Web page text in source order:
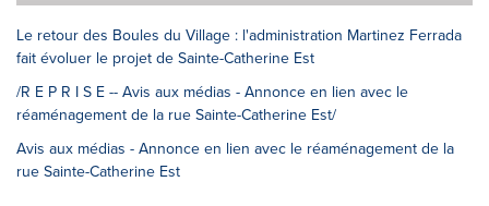
Le retour des Boules du Village : l'administration Martinez Ferrada
fait évoluer le projet de Sainte-Catherine Est
/R E P R I S E -- Avis aux médias - Annonce en lien avec le
réaménagement de la rue Sainte-Catherine Est/
Avis aux médias - Annonce en lien avec le réaménagement de la
rue Sainte-Catherine Est